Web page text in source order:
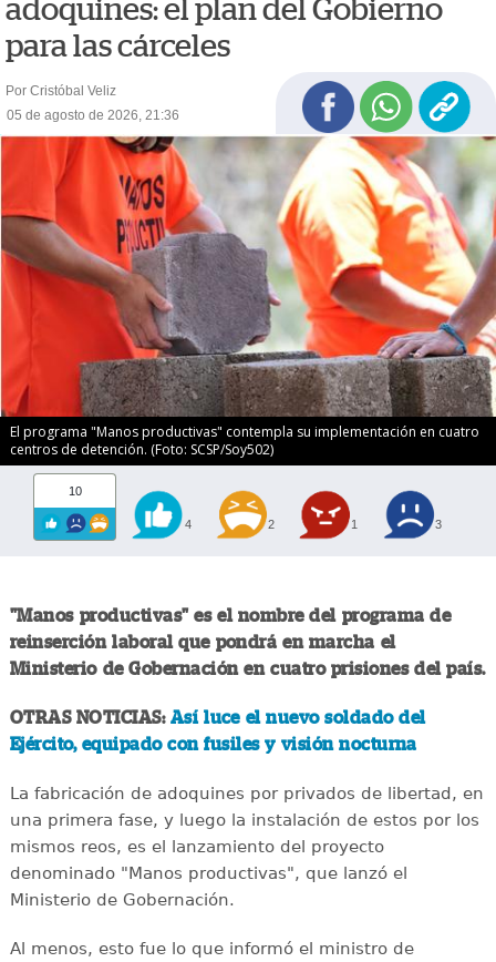
adoquines: el plan del Gobierno
para las cárceles
Por Cristóbal Veliz
05 de agosto de 2026, 21:36
El programa "Manos productivas" contempla su implementación en cuatro
centros de detención. (Foto: SCSP/Soy502)
10
4 2 1 3
"Manos productivas" es el nombre del programa de
reinserción laboral que pondrá en marcha el
Ministerio de Gobernación en cuatro prisiones del país.
OTRAS NOTICIAS: Así luce el nuevo soldado del
Ejército, equipado con fusiles y visión nocturna
La fabricación de adoquines por privados de libertad, en
una primera fase, y luego la instalación de estos por los
mismos reos, es el lanzamiento del proyecto
denominado "Manos productivas", que lanzó el
Ministerio de Gobernación.
Al menos, esto fue lo que informó el ministro de